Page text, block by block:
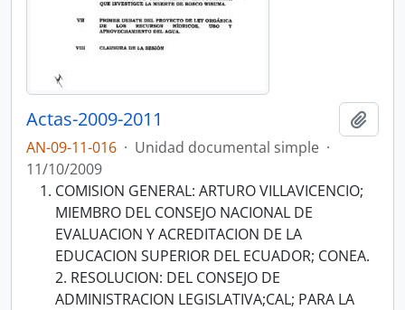
Actas-2009-2011
AN-09-11-016 · Unidad documental simple ·
11/10/2009
COMISION GENERAL: ARTURO VILLAVICENCIO;
MIEMBRO DEL CONSEJO NACIONAL DE
EVALUACION Y ACREDITACION DE LA
EDUCACION SUPERIOR DEL ECUADOR; CONEA.
2. RESOLUCION: DEL CONSEJO DE
ADMINISTRACION LEGISLATIVA;CAL; PARA LA